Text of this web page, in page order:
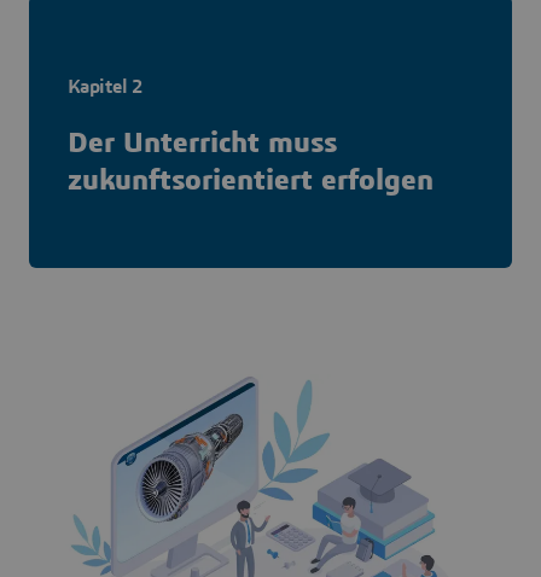
Kapitel 2
Der Unterricht muss
zukunftsorientiert erfolgen